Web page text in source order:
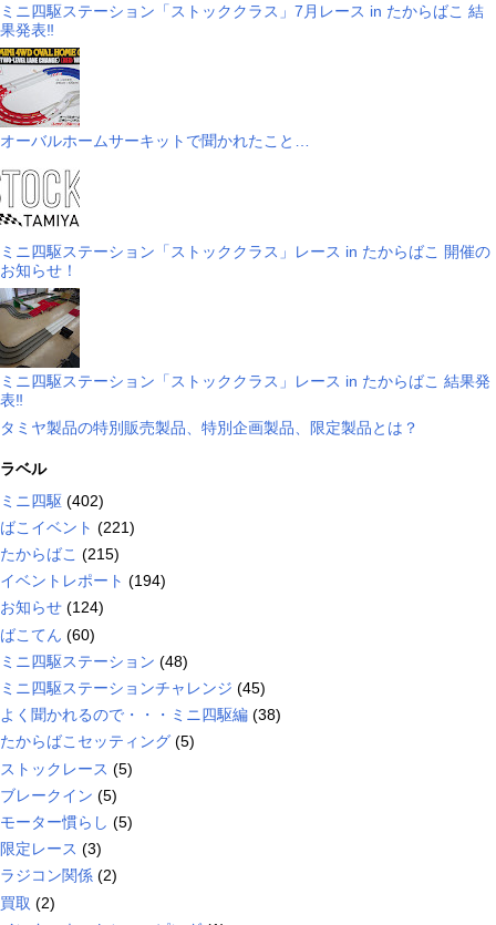
ミニ四駆ステーション「ストッククラス」7月レース in たからばこ 結
果発表‼
オーバルホームサーキットで聞かれたこと…
ミニ四駆ステーション「ストッククラス」レース in たからばこ 開催の
お知らせ！
ミニ四駆ステーション「ストッククラス」レース in たからばこ 結果発
表‼
タミヤ製品の特別販売製品、特別企画製品、限定製品とは？
ラベル
ミニ四駆 (402)
ばこイベント (221)
たからばこ (215)
イベントレポート (194)
お知らせ (124)
ばこてん (60)
ミニ四駆ステーション (48)
ミニ四駆ステーションチャレンジ (45)
よく聞かれるので・・・ミニ四駆編 (38)
たからばこセッティング (5)
ストックレース (5)
ブレークイン (5)
モーター慣らし (5)
限定レース (3)
ラジコン関係 (2)
買取 (2)